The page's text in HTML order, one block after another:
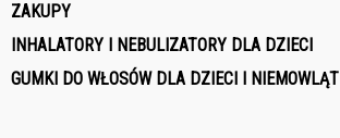
ZAKUPY
INHALATORY I NEBULIZATORY DLA DZIECI
GUMKI DO WŁOSÓW DLA DZIECI I NIEMOWLĄT